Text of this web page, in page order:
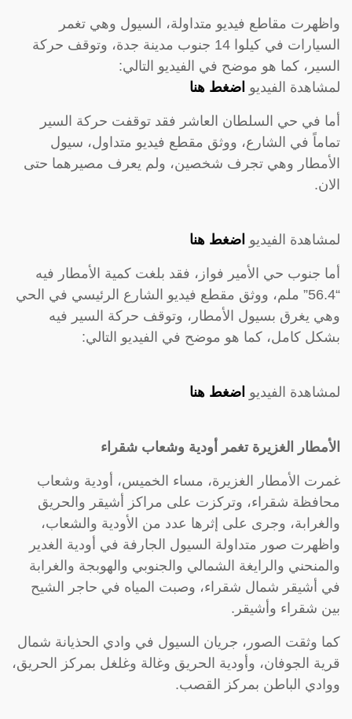
واظهرت مقاطع فيديو متداولة، السيول وهي تغمر
السيارات في كيلوا 14 جنوب مدينة جدة، وتوقف حركة
السير، كما هو موضح في الفيديو التالي:
لمشاهدة الفيديو اضغط هنا
أما في حي السلطان العاشر فقد توقفت حركة السير
تماماً في الشارع، ووثق مقطع فيديو متداول، سيول
الأمطار وهي تجرف شخصين، ولم يعرف مصيرهما حتى
الان.
لمشاهدة الفيديو اضغط هنا
أما جنوب حي الأمير فواز، فقد بلغت كمية الأمطار فيه
“56.4” ملم، ووثق مقطع فيديو الشارع الرئيسي في الحي
وهي يغرق بسيول الأمطار، وتوقف حركة السير فيه
بشكل كامل، كما هو موضح في الفيديو التالي:
لمشاهدة الفيديو اضغط هنا
الأمطار الغزيرة تغمر أودية وشعاب شقراء
غمرت الأمطار الغزيرة، مساء الخميس، أودية وشعاب
محافظة شقراء، وتركزت على مراكز أشيقر والحريق
والغرابة، وجرى على إثرها عدد من الأودية والشعاب،
واظهرت صور متداولة السيول الجارفة في أودية الغدير
والمنحني والرايغة الشمالي والجنوبي والهوبجة والغرابة
في أشيقر شمال شقراء، وصبت المياه في حاجر الشيح
بين شقراء وأشيقر.
كما وثقت الصور، جريان السيول في وادي الحذيانة شمال
قرية الجوفان، وأودية الحريق وغالة وغلغل بمركز الحريق،
ووادي الباطن بمركز القصب.